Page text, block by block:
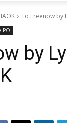
Το Freenow by
by